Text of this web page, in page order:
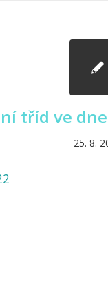
tříd ve
25. 8.